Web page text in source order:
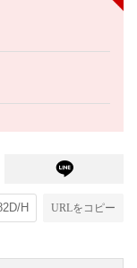
URLをコピー